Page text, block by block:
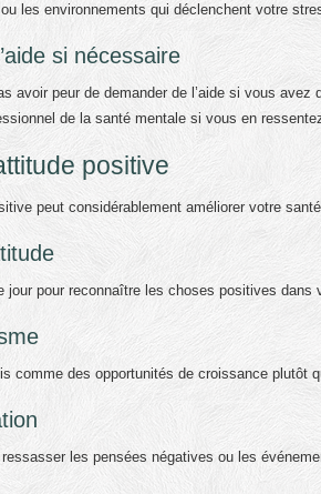
les environnements qui déclenchent votre
si nécessaire
avoir peur de demander de l’aide si vous
de la santé mentale si vous en
positive
peut considérablement améliorer votre
jour pour reconnaître les choses positives
comme des opportunités de croissance plutôt
les pensées négatives ou les